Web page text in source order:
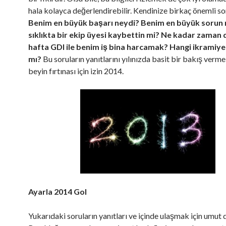
hala kolayca değerlendirebilir. Kendinize birkaç önemli
Benim en büyük başarı neydi? Benim en büyük sorun
sıklıkta bir ekip üyesi kaybettin mi? Ne kadar zaman
hafta GDI ile benim iş bina harcamak? Hangi
mı? Bu soruların yanıtlarını yılınızda basit bir bakış
beyin fırtınası için izin 2014.
Ayarla 2014 Gol
Yukarıdaki soruların yanıtları ve içinde ulaşmak için umut